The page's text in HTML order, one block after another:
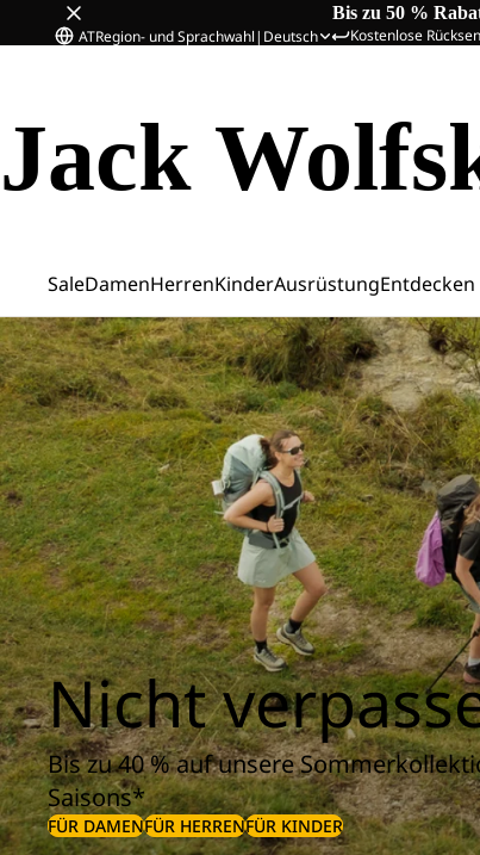
Bis zu 50 %
Kostenlose
ATRegion- und Sprachwahl| Deutsch
Jack
SaleDamenHerrenKinderAusrüstungEntdecken
Nicht
Bis zu 40 % auf unsere
Saisons*
FÜR DAMENFÜR HERRENFÜR KINDER